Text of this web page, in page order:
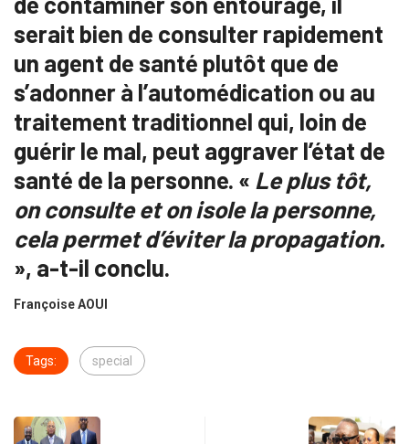
serait bien de consulter rapidement
un agent de santé plutôt que de
s’adonner à l’automédication ou au
traitement traditionnel qui, loin de
guérir le mal, peut aggraver l’état de
santé de la personne. « Le plus tôt,
on consulte et on isole la personne,
cela permet d’éviter la propagation.
», a-t-il conclu.
Françoise AOUI
Tags: special